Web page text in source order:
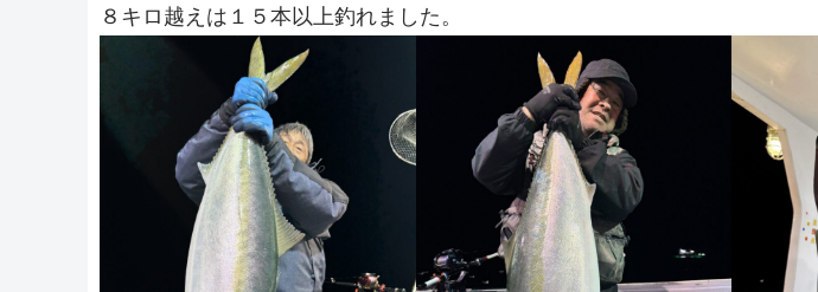
８キロ越えは１５本以上釣れました。